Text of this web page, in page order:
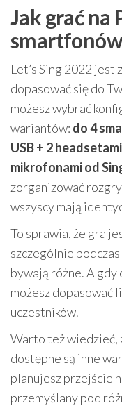
Jak grać na
Let’s Sing 2022
dopasować się do
możesz wybrać
wariantów: do 4
USB + 2 headsetami
mikrofonami od
zorganizować
wszyscy mają
To sprawia, że gra
szczególnie
bywają różne. A gdy
możesz dopasować
uczestników.
Warto też wiedzieć,
dostępne są inne
planujesz przejście
przemyślany pod